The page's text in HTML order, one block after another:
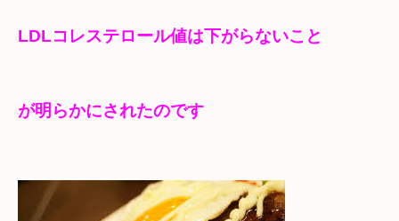
LDLコレステロール値は下がらないこと
が明らかにされたのです